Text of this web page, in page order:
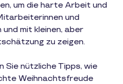
um die harte Arbeit und
und
mit kleinen, aber
zu zeigen.
Sie nützliche Tipps, wie
Weihnachtsfreude